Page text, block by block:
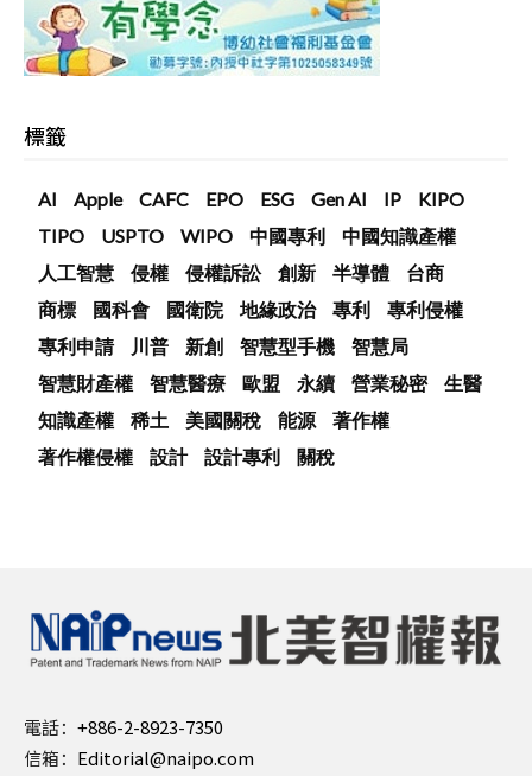
標籤
AI Apple CAFC EPO ESG Gen AI IP
KIPO
TIPO
USPTO WIPO 中國專利
中國知識產權
人工智慧
侵權 侵權訴訟 創新 半導體
台商
商標
國科會 國衛院 地緣政治 專利
專利侵權
專利申請
川普 新創 智慧型手機
智慧局
智慧財產權
智慧醫療 歐盟 永續 營業秘密
生醫
知識產權
稀土 美國關稅 能源
著作權
著作權侵權
設計 設計專利 關稅
電話： +886-2-8923-7350
信箱： Editorial@naipo.com